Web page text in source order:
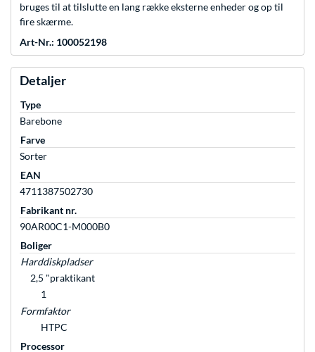
bruges til at tilslutte en lang række eksterne enheder og op til
fire skærme.
Art-Nr.: 100052198
Detaljer
Type
Barebone
Farve
Sorter
EAN
4711387502730
Fabrikant nr.
90AR00C1-M000B0
Boliger
Harddiskpladser
2,5 "praktikant
1
Formfaktor
HTPC
Processor